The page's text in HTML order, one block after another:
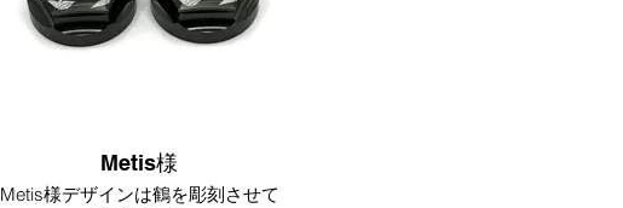
Metis様
Metis様デザインは鶴を彫刻させて